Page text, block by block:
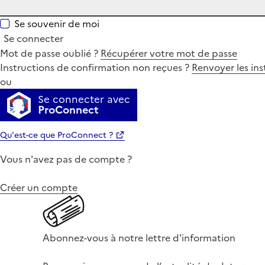
Se souvenir de moi
Se connecter
Mot de passe oublié ? Récupérer votre mot de passe
Instructions de confirmation non reçues ? Renvoyer les
ou
Se connecter avec
ProConnect
Qu'est-ce que ProConnect ?
Vous n'avez pas de compte ?
Créer un compte
Abonnez-vous à notre lettre d'information